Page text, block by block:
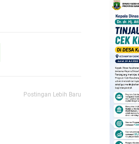
Postingan Lebih Baru